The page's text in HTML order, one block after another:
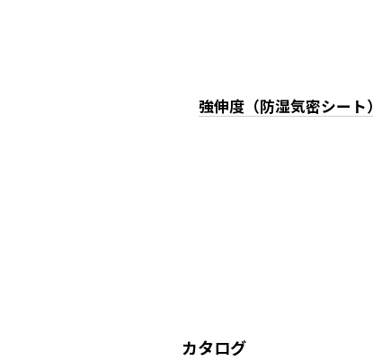
強伸度（防湿気密シート）
カタログ